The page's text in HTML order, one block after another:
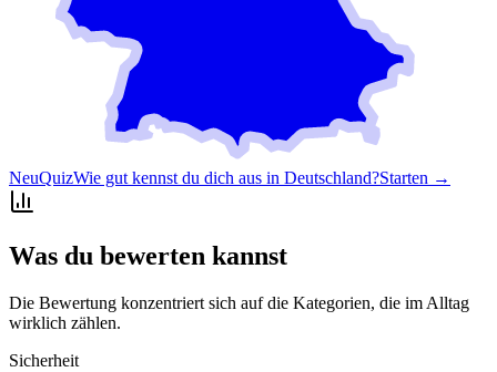
NeuQuizWie gut kennst du dich aus in Deutschland?Starten →
Was du bewerten kannst
Die Bewertung konzentriert sich auf die Kategorien, die im Alltag
wirklich zählen.
Sicherheit